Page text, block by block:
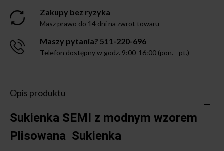
Zakupy bez ryzyka
Masz prawo do 14 dni na zwrot towaru
Maszy pytania? 511-220-696
Telefon dostępny w godz. 9:00-16:00 (pon. - pt.)
Opis produktu
Sukienka SEMI z modnym wzorem
Plisowana Sukienka